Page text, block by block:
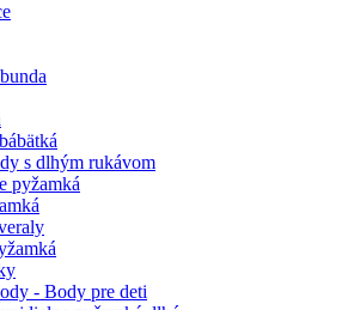
s dlhým rukávom
pyžamká
- Body pre deti